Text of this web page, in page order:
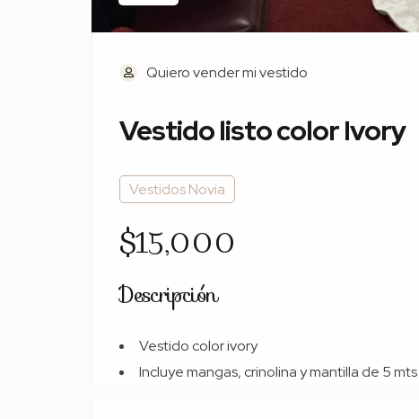
Quiero vender mi vestido
Vestido listo color Ivory
Vestidos Novia
$15,000
Descripción
Vestido color ivory
Incluye mangas, crinolina y mantilla de 5 mts